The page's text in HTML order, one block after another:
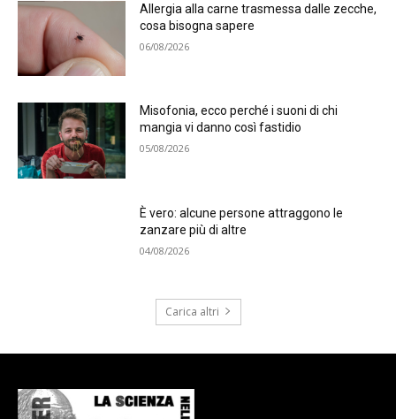
Allergia alla carne trasmessa dalle zecche,
cosa bisogna sapere
06/08/2026
Misofonia, ecco perché i suoni di chi
mangia vi danno così fastidio
05/08/2026
È vero: alcune persone attraggono le
zanzare più di altre
04/08/2026
Carica altri